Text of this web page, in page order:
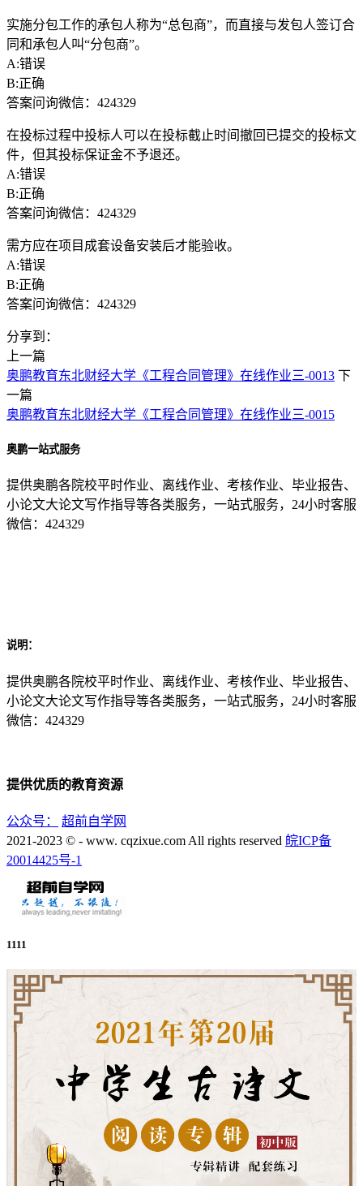
实施分包工作的承包人称为“总包商”，而直接与发包人签订合
同和承包人叫“分包商”。
A:错误
B:正确
答案问询微信：424329
在投标过程中投标人可以在投标截止时间撤回已提交的投标文
件，但其投标保证金不予退还。
A:错误
B:正确
答案问询微信：424329
需方应在项目成套设备安装后才能验收。
A:错误
B:正确
答案问询微信：424329
分享到：
上一篇
奥鹏教育东北财经大学《工程合同管理》在线作业三-0013 下
一篇
奥鹏教育东北财经大学《工程合同管理》在线作业三-0015
奥鹏一站式服务
提供奥鹏各院校平时作业、离线作业、考核作业、毕业报告、
小论文大论文写作指导等各类服务，一站式服务，24小时客服
微信：424329
说明：
提供奥鹏各院校平时作业、离线作业、考核作业、毕业报告、
小论文大论文写作指导等各类服务，一站式服务，24小时客服
微信：424329
提供优质的教育资源
公众号：
超前自学网
2021-2023 © - www. cqzixue.com All rights reserved 皖ICP备
20014425号-1
1111